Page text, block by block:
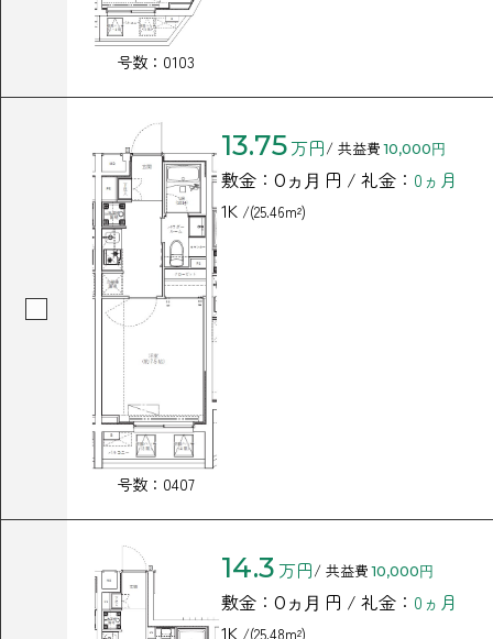
号数：0103
号数：0407
13.75万円/ 共益費 10,000円
敷金： 0ヵ月 円 / 礼金： 0ヵ月
1K /(25.46m²)
14.3 万円/ 共益費 10,000円
敷金： 0ヵ月 円 / 礼金： 0ヵ月
1K /(25.48m²)